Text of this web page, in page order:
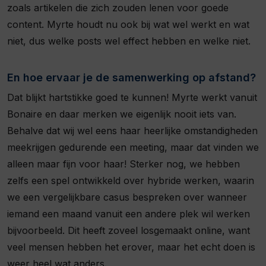
zoals artikelen die zich zouden lenen voor goede
content. Myrte houdt nu ook bij wat wel werkt en wat
niet, dus welke posts wel effect hebben en welke niet.
En hoe ervaar je de samenwerking op afstand?
Dat blijkt hartstikke goed te kunnen! Myrte werkt vanuit
Bonaire en daar merken we eigenlijk nooit iets van.
Behalve dat wij wel eens haar heerlijke omstandigheden
meekrijgen gedurende een meeting, maar dat vinden we
alleen maar fijn voor haar! Sterker nog, we hebben
zelfs een spel ontwikkeld over hybride werken, waarin
we een vergelijkbare casus bespreken over wanneer
iemand een maand vanuit een andere plek wil werken
bijvoorbeeld. Dit heeft zoveel losgemaakt online, want
veel mensen hebben het erover, maar het echt doen is
weer heel wat anders.